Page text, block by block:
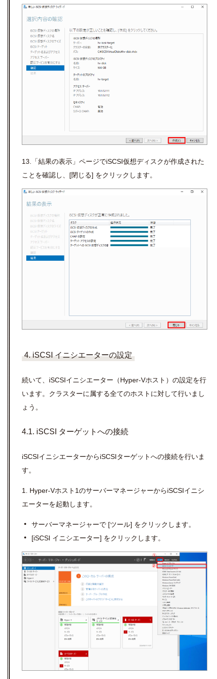
13.「結果の表示」ページでiSCSI仮想ディスクが作成された
ことを確認し、[閉じる] をクリックします。
4. iSCSI イニシエーターの設定
続いて、iSCSIイニシエーター（Hyper-Vホスト）の設定を行
います。クラスターに属する全てのホストに対して行いまし
ょう。
4.1. iSCSI ターゲットへの接続
iSCSIイニシエーターからiSCSIターゲットへの接続を行いま
す。
1. Hyper-Vホスト1のサーバーマネージャーからiSCSIイニシ
エーターを起動します。
サーバーマネージャーで [ツール] をクリックします。
[iSCSI イニシエーター] をクリックします。